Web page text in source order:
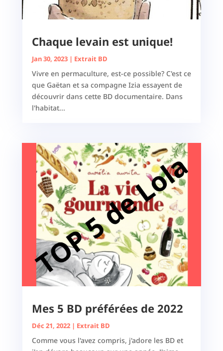
Chaque levain est unique!
Jan 30, 2023| Extrait BD
Vivre en permaculture, est-ce possible? C'est ce
que Gaëtan et sa compagne Izia essayent de
découvrir dans cette BD documentaire. Dans
l'habitat...
Mes 5 BD préférées de 2022
Déc 21, 2022| Extrait BD
Comme vous l'avez compris, j'adore les BD et